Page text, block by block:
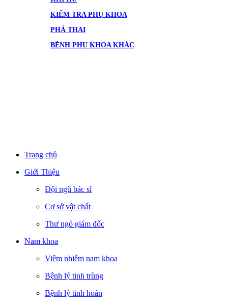
KIỂM TRA PHỤ KHOA
PHÁ THAI
BỆNH PHỤ KHOA KHÁC
Trang chủ
Giới Thiệu
Đội ngũ bác sĩ
Cơ sở vật chất
Thư ngỏ giám đốc
Nam khoa
Viêm nhiễm nam khoa
Bệnh lý tinh trùng
Bệnh lý tinh hoàn